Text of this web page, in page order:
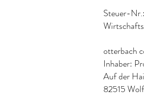
Steuer-
otterbach
Inhaber:
Auf der
82515